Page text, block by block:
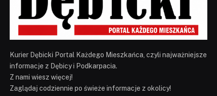
Kurier Dębicki Portal Każdego Mieszkańca, czyli najważniejsze
informacje z Dębicy i Podkarpacia.
Z nami wiesz więcej!
Zaglądaj codziennie po świeże informacje z okolicy!